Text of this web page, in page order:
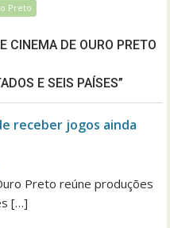
Preto
CINEMA DE OURO PRETO
E SEIS PAÍSES”
receber jogos ainda
Preto reúne produções
[…]